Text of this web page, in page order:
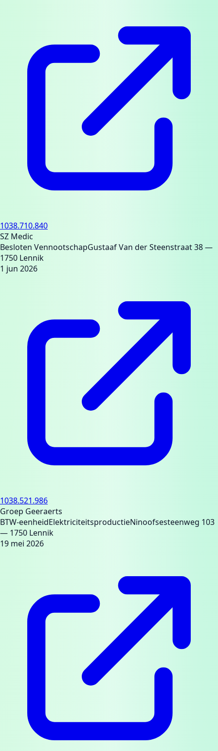
1038.710.840
SZ Medic
Besloten VennootschapGustaaf Van der Steenstraat 38—
1750 Lennik
1 jun 2026
1038.521.986
Groep Geeraerts
BTW-eenheidElektriciteitsproductieNinoofsesteenweg 103
— 1750 Lennik
19 mei 2026